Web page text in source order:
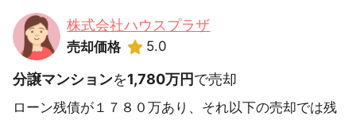
株式会社ハウスプラザ
売却価格 5.0
分譲マンションを1,780万円で売却
ローン残債が１７８０万あり、それ以下の売却では残